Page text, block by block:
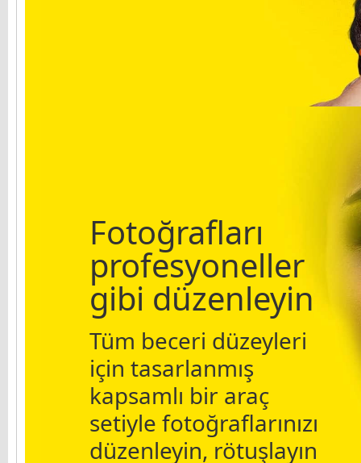
Fotoğrafları
profesyoneller
gibi düzenleyin
Tüm beceri düzeyleri
için tasarlanmış
kapsamlı bir araç
setiyle fotoğraflarınızı
düzenleyin, rötuşlayın